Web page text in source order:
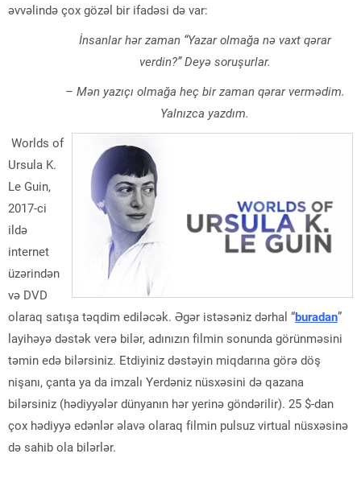
əvvəlində çox gözəl bir ifadəsi də var:
İnsanlar hər zaman “Yazar olmağa nə vaxt qərar
verdin?” Deyə soruşurlar.
– Mən yazıçı olmağa heç bir zaman qərar vermədim.
Yalnızca yazdım.
Worlds of
Ursula K.
Le Guin,
2017-ci
ildə
internet
üzərindən
və DVD
olaraq satışa təqdim ediləcək. Əgər istəsəniz dərhal “buradan”
layihəyə dəstək verə bilər, adınızın filmin sonunda görünməsini
təmin edə bilərsiniz. Etdiyiniz dəstəyin miqdarına görə döş
nişanı, çanta ya da imzalı Yerdəniz nüsxəsini də qazana
bilərsiniz (hədiyyələr dünyanın hər yerinə göndərilir). 25 $-dan
çox hədiyyə edənlər əlavə olaraq filmin pulsuz virtual nüsxəsinə
də sahib ola bilərlər.